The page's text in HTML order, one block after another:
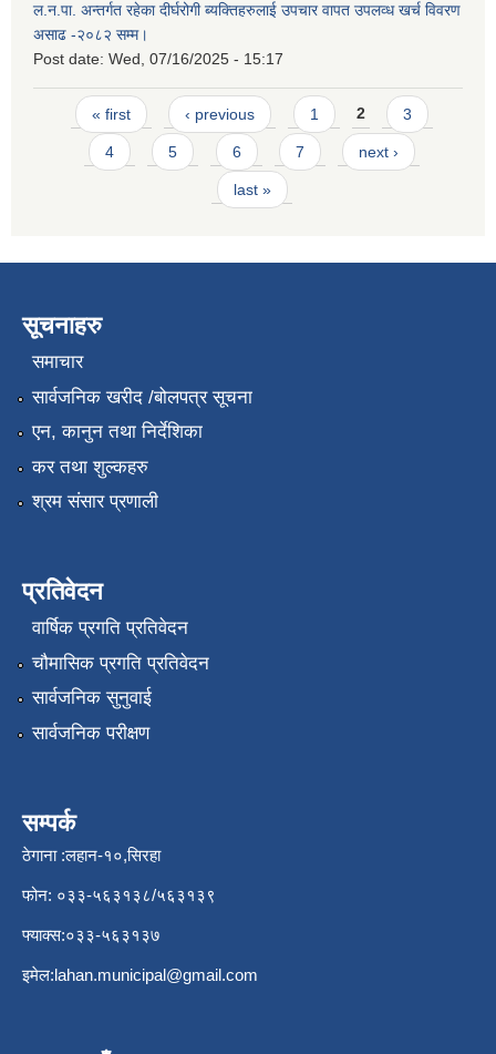
ल.न.पा. अन्तर्गत रहेका दीर्घरोगी ब्यक्तिहरुलाई उपचार वापत उपलव्ध खर्च विवरण
असाढ -२०८२ सम्म।
Post date: Wed, 07/16/2025 - 15:17
Pages
« first ‹ previous 1 2 3
4 5 6 7 next ›
last »
सूचनाहरु
समाचार
सार्वजनिक खरीद /बोलपत्र सूचना
एन, कानुन तथा निर्देशिका
कर तथा शुल्कहरु
श्रम संसार प्रणाली
प्रतिवेदन
वार्षिक प्रगति प्रतिवेदन
चौमासिक प्रगति प्रतिवेदन
सार्वजनिक सुनुवाई
सार्वजनिक परीक्षण
सम्पर्क
ठेगाना :लहान-१०,सिरहा
फोन: ०३३-५६३१३८/५६३१३९
फ्याक्स:०३३-५६३१३७
इमेल:lahan.municipal@gmail.com